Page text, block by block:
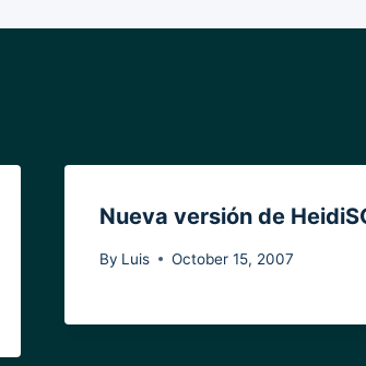
Nueva versión de
By Luis October 15, 2007